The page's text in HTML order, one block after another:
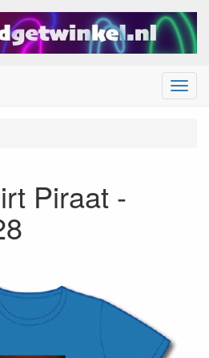
Menu
Piraat -